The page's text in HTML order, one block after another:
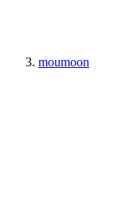
moumoon